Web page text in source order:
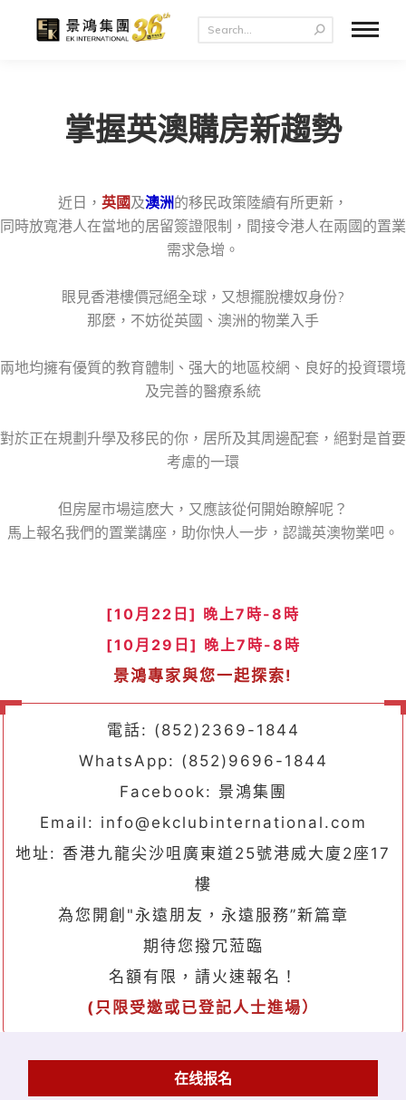
掌握英澳購房新趨勢
近日， 英國及澳洲的移民政策陸續有所更新，
同時放寬港人在當地的居留簽證限制，間接令港人在兩國的置業
需求急增。
眼見香港樓價冠絕全球，又想擺脫樓奴身份?
那麼，不妨從英國、澳洲的物業入手
兩地均擁有優質的教育體制、强大的地區校網、良好的投資環境
及完善的醫療系統
對於正在規劃升學及移民的你，居所及其周邊配套，絕對是首要
考慮的一環
但房屋市場這麽大，又應該從何開始瞭解呢？
馬上報名我們的置業講座，助你快人一步，認識英澳物業吧。
[10月22日] 晚上7時-8時
[10月29日] 晚上7時-8時
景鴻專家與您一起探索!
電話: (852)2369-1844
WhatsApp: (852)9696-1844
Facebook: 景鴻集團
Email: info@ekclubinternational.com
地址: 香港九龍尖沙咀廣東道25號港威大廈2座17
樓
為您開創"永遠朋友，永遠服務”新篇章
期待您撥冗蒞臨
名額有限，請火速報名！
( 只限受邀或已登記人士進場）
在线报名